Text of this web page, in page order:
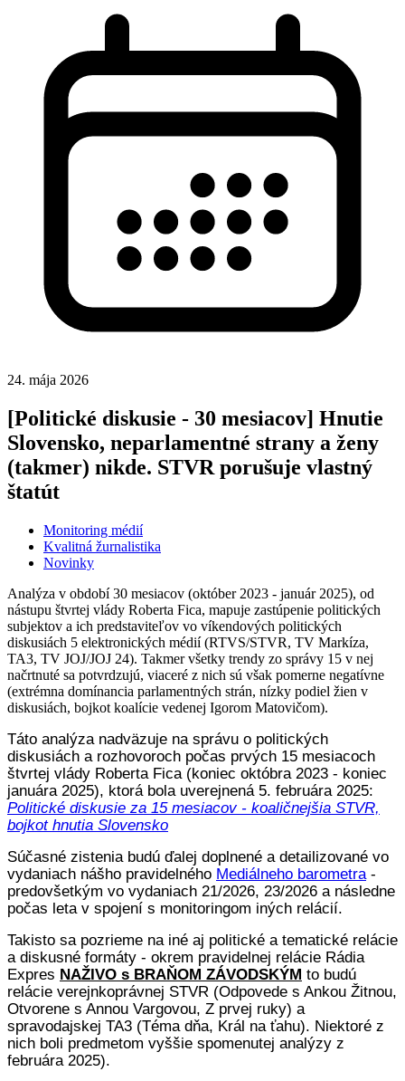
24. mája 2026
[Politické diskusie - 30 mesiacov] Hnutie
Slovensko, neparlamentné strany a ženy
(takmer) nikde. STVR porušuje vlastný
štatút
Monitoring médií
Kvalitná žurnalistika
Novinky
Analýza v období 30 mesiacov (október 2023 - január 2025), od
nástupu štvrtej vlády Roberta Fica, mapuje zastúpenie politických
subjektov a ich predstaviteľov vo víkendových politických
diskusiách 5 elektronických médií (RTVS/STVR, TV Markíza,
TA3, TV JOJ/JOJ 24). Takmer všetky trendy zo správy 15 v nej
načrtnuté sa potvrdzujú, viaceré z nich sú však pomerne negatívne
(extrémna domínancia parlamentných strán, nízky podiel žien v
diskusiách, bojkot koalície vedenej Igorom Matovičom).
Táto analýza nadväzuje na správu o politických
diskusiách a rozhovoroch počas prvých 15 mesiacoch
štvrtej vlády Roberta Fica (koniec októbra 2023 - koniec
januára 2025), ktorá bola uverejnená 5. februára 2025:
Politické diskusie za 15 mesiacov - koaličnejšia STVR,
bojkot hnutia Slovensko
Súčasné zistenia budú ďalej doplnené a detailizované vo
vydaniach nášho pravidelného Mediálneho barometra -
predovšetkým vo vydaniach 21/2026, 23/2026 a následne
počas leta v spojení s monitoringom iných relácií.
Takisto sa pozrieme na iné aj politické a tematické relácie
a diskusné formáty - okrem pravidelnej relácie Rádia
Expres NAŽIVO s BRAŇOM ZÁVODSKÝM to budú
relácie verejnkoprávnej STVR (Odpovede s Ankou Žitnou,
Otvorene s Annou Vargovou, Z prvej ruky) a
spravodajskej TA3 (Téma dňa, Král na ťahu). Niektoré z
nich boli predmetom vyššie spomenutej analýzy z
februára 2025).